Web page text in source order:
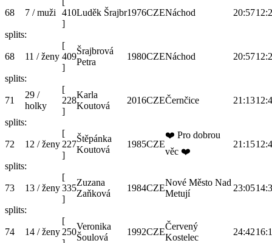
68 7 / muži
410
]
Luděk Šrajbr1976CZENáchod 20:57
splits:
68 11 / ženy
[
409
]
Šrajbrová
Petra
1980CZENáchod 20:57
splits:
71
29 /
holky
[
228
]
Karla
Koutová
2016CZEČernčice 21:13
splits:
72 12 / ženy
[
227
]
Štěpánka
Koutová
1985CZE
❤️ Pro dobrou
věc ❤️
21:15
splits:
73 13 / ženy
[
335
]
Zuzana
Zaňková
1984CZE
Nové Město Nad
Metují
23:05
splits:
74 14 / ženy
[
250
Veronika
Šoulová
1992CZE
Červený
Kostelec
24:42